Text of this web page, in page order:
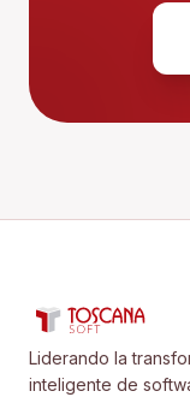
Liderando la
inteligente de